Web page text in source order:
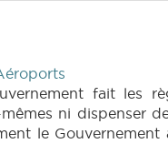
fait les
ni dispenser
le